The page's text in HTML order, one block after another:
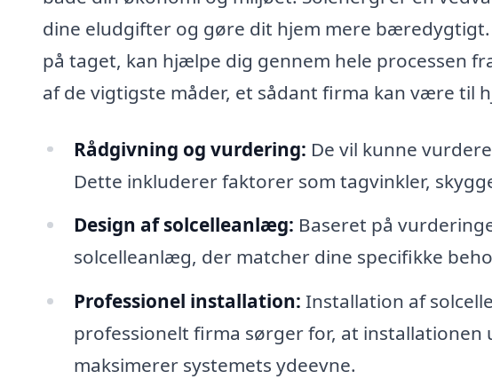
dine eludgifter og gøre dit hjem mere
på taget, kan hjælpe dig gennem hele processen
af de vigtigste måder, et sådant firma kan være til
Rådgivning og vurdering: De vil kunne
Dette inkluderer faktorer som tagvinkler,
Design af solcelleanlæg: Baseret på
solcelleanlæg, der matcher dine specifikke
Professionel installation: Installation af
professionelt firma sørger for, at
maksimerer systemets ydeevne.